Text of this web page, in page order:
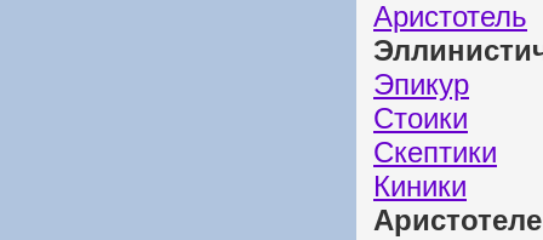
Аристотель
Эпикур
Стоики
Скептики
Киники